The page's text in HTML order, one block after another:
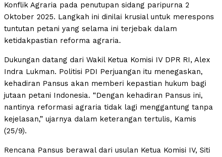
Konflik Agraria pada penutupan sidang paripurna 2
Oktober 2025. Langkah ini dinilai krusial untuk merespons
tuntutan petani yang selama ini terjebak dalam
ketidakpastian reforma agraria.
Dukungan datang dari Wakil Ketua Komisi IV DPR RI, Alex
Indra Lukman. Politisi PDI Perjuangan itu menegaskan,
kehadiran Pansus akan memberi kepastian hukum bagi
jutaan petani Indonesia. “Dengan kehadiran Pansus ini,
nantinya reformasi agraria tidak lagi menggantung tanpa
kejelasan,” ujarnya dalam keterangan tertulis, Kamis
(25/9).
Rencana Pansus berawal dari usulan Ketua Komisi IV, Siti